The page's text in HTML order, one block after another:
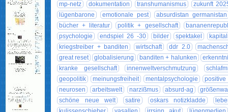
mp-netz
dokumentation transhumanismus
zukunft
lügenbarone
emotionale pest
absurdistan germanistan
bücher + literatur
politik + gesellschaft
psychologie
endspiel 26 -30 bilder spektakel
kriegstreiber + banditen
wirtschaft ddr 2.0
great reset
globalisierung banditen + halunken
kranke gesellschaft
innenweltverschmutzung
geopolitik
meinungsfreiheit mentalpsychologie
positive
neurosen
arbeitswelt narzißmus absurd-ag
schöne neue welt
satire oskars notizkladde